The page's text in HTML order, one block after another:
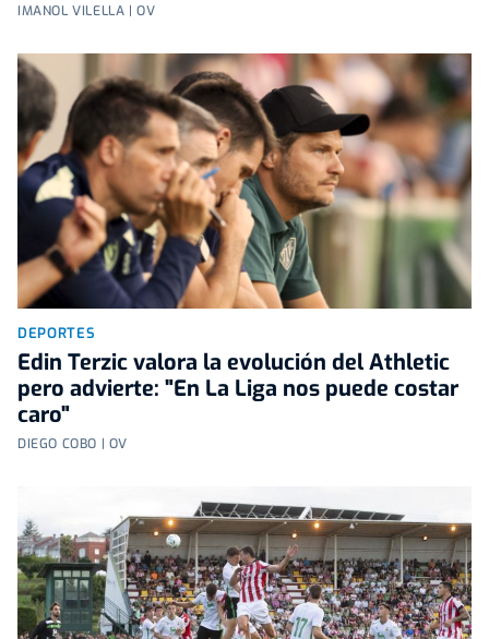
IMANOL VILELLA | OV
DEPORTES
Edin Terzic valora la evolución del Athletic
pero advierte: "En La Liga nos puede costar
caro"
DIEGO COBO | OV